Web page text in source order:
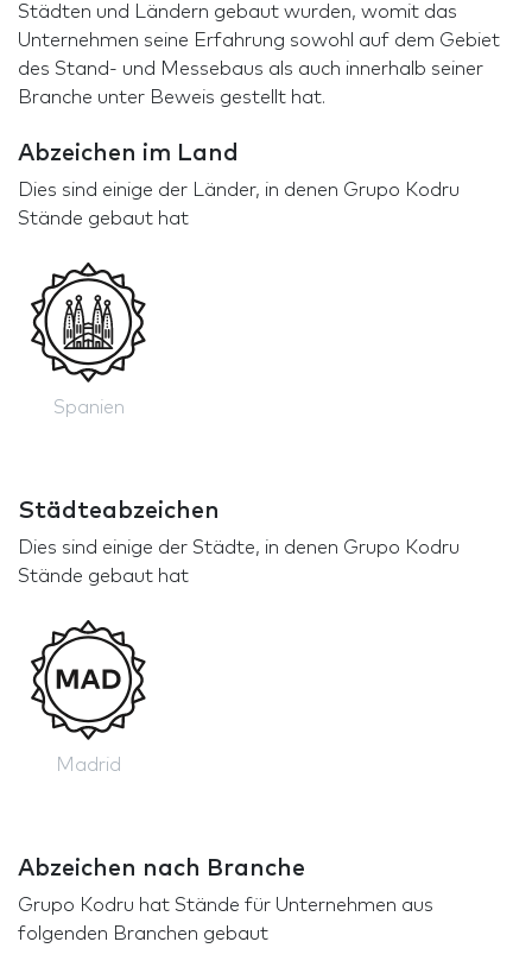
Städten und Ländern gebaut wurden, womit das
Unternehmen seine Erfahrung sowohl auf dem Gebiet
des Stand- und Messebaus als auch innerhalb seiner
Branche unter Beweis gestellt hat.
Abzeichen im Land
Dies sind einige der Länder, in denen Grupo Kodru
Stände gebaut hat
Spanien
Städteabzeichen
Dies sind einige der Städte, in denen Grupo Kodru
Stände gebaut hat
Madrid
Abzeichen nach Branche
Grupo Kodru hat Stände für Unternehmen aus
folgenden Branchen gebaut